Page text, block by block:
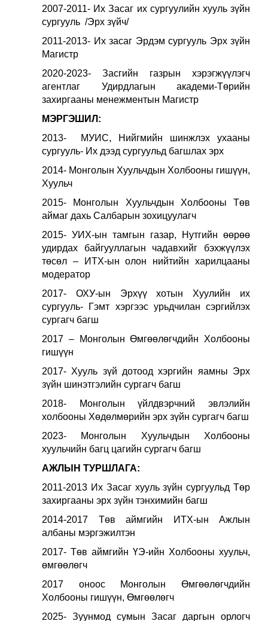
2007-2011- Их Засаг их сургуулийн хууль зүйн
сургууль /Эрх зүйч/
2011-2013- Их засаг Эрдэм сургууль Эрх зүйн
Магистр
2020-2023- Засгийн газрын хэрэгжүүлэгч
агентлаг Удирдлагын академи-Төрийн
захиргааны менежментын Магистр
МЭРГЭШИЛ:
2013- МУИС, Нийгмийн шинжлэх ухааны
сургууль- Их дээд сургуульд багшлах эрх
2014- Монголын Хуульчдын Холбооны гишүүн,
Хуульч
2015-
Монголын Хуульчдын Холбооны Төв
аймаг дахь Салбарын зохицуулагч
2015- УИХ-ын тамгын газар, Нутгийн өөрөө
удирдах байгууллагын чадавхийг бэхжүүлэх
төсөл – ИТХ-ын олон нийтийн харилцааны
модератор
2017- ОХУ-ын Эрхүү хотын Хуулийн их
сургууль- Гэмт хэргээс урьдчилан сэргийлэх
сургагч багш
2017 – Монголын Өмгөөлөгчдийн Холбооны
гишүүн
2017- Хууль зүй дотоод хэргийн яамны Эрх
зүйн шинэтгэлийн сургагч багш
2018- Монголын үйлдвэрчний эвлэлийн
холбооны Хөдөлмөрийн эрх зүйн сургагч багш
2023- Монголын Хуульчдын Холбооны
хуульчийн багц цагийн сургагч багш
АЖЛЫН ТУРШЛАГА:
2011-2013 Их Засаг хууль зүйн сургуульд Төр
захиргааны эрх зүйн тэнхимийн багш
2014-2017 Төв аймгийн ИТХ-ын Ажлын
албаны мэргэжилтэн
2017- Төв аймгийн ҮЭ-ийн Холбооны хуульч,
өмгөөлөгч
2017 оноос Монголын Өмгөөлөгчдийн
Холбооны гишүүн, Өмгөөлөгч
2025- Зуунмод сумын Засаг даргын орлогч